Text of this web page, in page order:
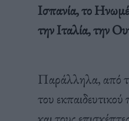
Ισπανία, το
την Ιταλία, την
Παράλληλα, από
του εκπαιδευτικού